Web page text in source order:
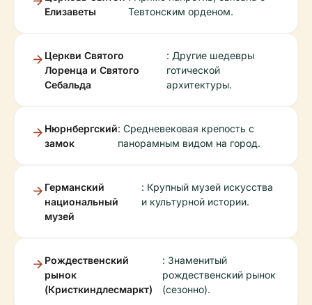
Елизаветы
Тевтонским орденом.
Церкви Святого
Лоренца и Святого
Себальда
: Другие шедевры
готической
архитектуры.
Нюрнбергский
замок
: Средневековая крепость с
панорамным видом на город.
Германский
национальный
музей
: Крупный музей искусства
и культурной истории.
Рождественский
рынок
(Кристкиндлесмаркт)
: Знаменитый
рождественский рынок
(сезонно).